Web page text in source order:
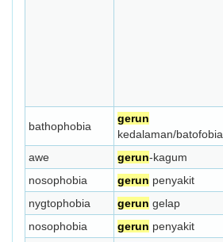
bathophobia
gerun
kedalaman/batofobia
awe gerun-kagum
nosophobia
gerun penyakit
nygtophobia
gerun gelap
nosophobia
gerun penyakit